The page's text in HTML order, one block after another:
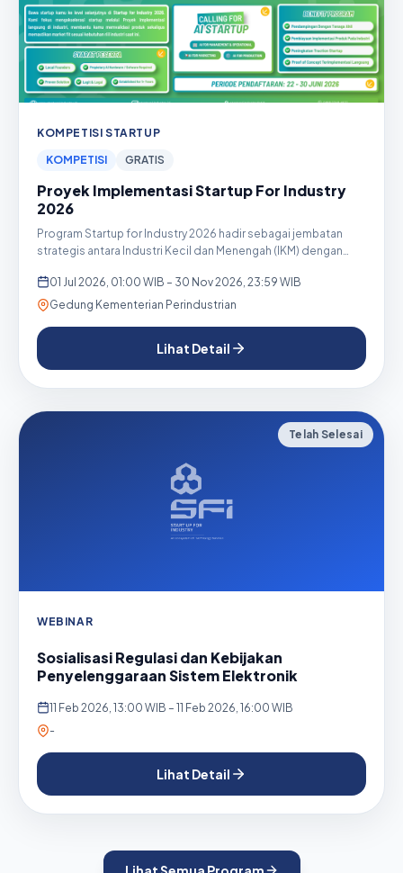
KOMPETISI STARTUP
KOMPETISI
GRATIS
Proyek Implementasi Startup For Industry
2026
Program Startup for Industry 2026 hadir sebagai jembatan
strategis antara Industri Kecil dan Menengah (IKM) dengan
01 Jul 2026, 01:00 WIB – 30 Nov 2026, 23:59 WIB
Gedung Kementerian Perindustrian
Lihat Detail
Telah Selesai
WEBINAR
Sosialisasi Regulasi dan Kebijakan
Penyelenggaraan Sistem Elektronik
11 Feb 2026, 13:00 WIB – 11 Feb 2026, 16:00 WIB
-
Lihat Detail